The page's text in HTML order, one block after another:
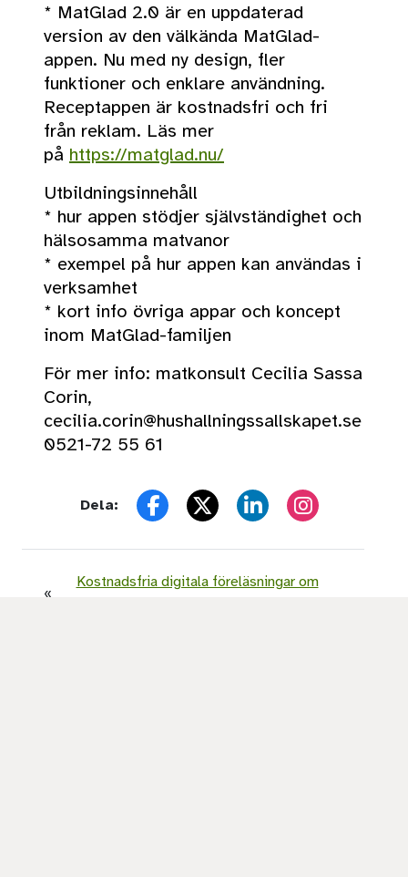
* MatGlad 2.0 är en uppdaterad
version av den välkända MatGlad-
appen. Nu med ny design, fler
funktioner och enklare användning.
Receptappen är kostnadsfri och fri
från reklam. Läs mer
på https://matglad.nu/
Utbildningsinnehåll
* hur appen stödjer självständighet och
hälsosamma matvanor
* exempel på hur appen kan användas i
verksamhet
* kort info övriga appar och koncept
inom MatGlad-familjen
För mer info: matkonsult Cecilia Sassa
Corin,
cecilia.corin@hushallningssallskapet.se
0521-72 55 61
Dela:
FacebookX (Twitter)LinkedInInstagram
«
Kostnadsfria digitala föreläsningar om